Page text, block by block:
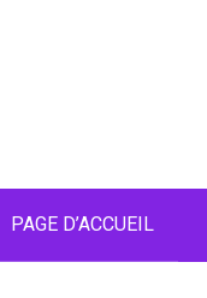
PAGE D’ACCUEIL